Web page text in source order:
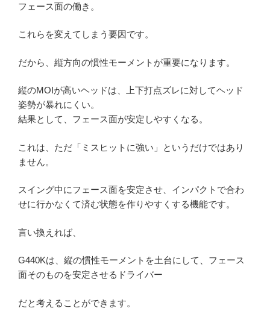
フェース面の働き。
これらを変えてしまう要因です。
だから、縦方向の慣性モーメントが重要になります。
縦のMOIが高いヘッドは、上下打点ズレに対してヘッド
姿勢が暴れにくい。
結果として、フェース面が安定しやすくなる。
これは、ただ「ミスヒットに強い」というだけではあり
ません。
スイング中にフェース面を安定させ、インパクトで合わ
せに行かなくて済む状態を作りやすくする機能です。
言い換えれば、
G440Kは、縦の慣性モーメントを土台にして、フェース
面そのものを安定させるドライバー
だと考えることができます。